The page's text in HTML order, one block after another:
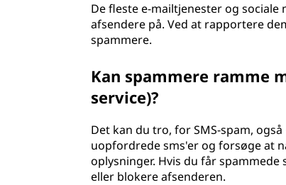
De fleste e-mailtjenester og
afsendere på. Ved at rapportere
spammere.
Kan spammere ramme
service)?
Det kan du tro, for SMS-spam,
uopfordrede sms'er og forsøge at
oplysninger. Hvis du får
eller blokere afsenderen.